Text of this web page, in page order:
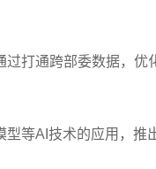
打通跨部委数据，
等AI技术的应用，